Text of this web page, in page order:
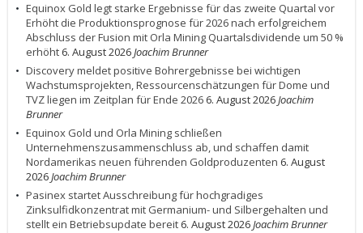
Equinox Gold legt starke Ergebnisse für das zweite Quartal vor
Erhöht die Produktionsprognose für 2026 nach erfolgreichem
Abschluss der Fusion mit Orla Mining Quartalsdividende um 50 %
erhöht 6. August 2026Joachim Brunner
Discovery meldet positive Bohrergebnisse bei wichtigen
Wachstumsprojekten, Ressourcenschätzungen für Dome und
TVZ liegen im Zeitplan für Ende 2026 6. August 2026Joachim
Brunner
Equinox Gold und Orla Mining schließen
Unternehmenszusammenschluss ab, und schaffen damit
Nordamerikas neuen führenden Goldproduzenten 6. August
2026Joachim Brunner
Pasinex startet Ausschreibung für hochgradiges
Zinksulfidkonzentrat mit Germanium- und Silbergehalten und
stellt ein Betriebsupdate bereit 6. August 2026Joachim Brunner